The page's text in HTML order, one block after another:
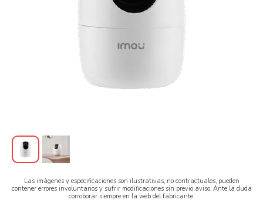
Las imágenes y especificaciones son ilustrativas, no contractuales, pueden
contener errores involuntarios y sufrir modificaciones sin previo aviso. Ante la duda
corroborar siempre en la web del fabricante.